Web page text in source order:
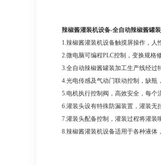
辣椒酱灌装机设备-全自动辣椒酱罐
1.辣椒酱灌装机设备触摸屏操作，人
2.微电脑可编程PLC控制，变换规格
3.全自动辣椒酱罐装加工生产线经过
4.光电传感及气动门联动控制，缺瓶
5.电机执行控制阀，高效安全，每个
6.灌装头设有特殊防漏装置，灌装无
7.灌装头配备控制，灌装过程将灌装
8.辣椒酱灌装机设备适用于各种液体